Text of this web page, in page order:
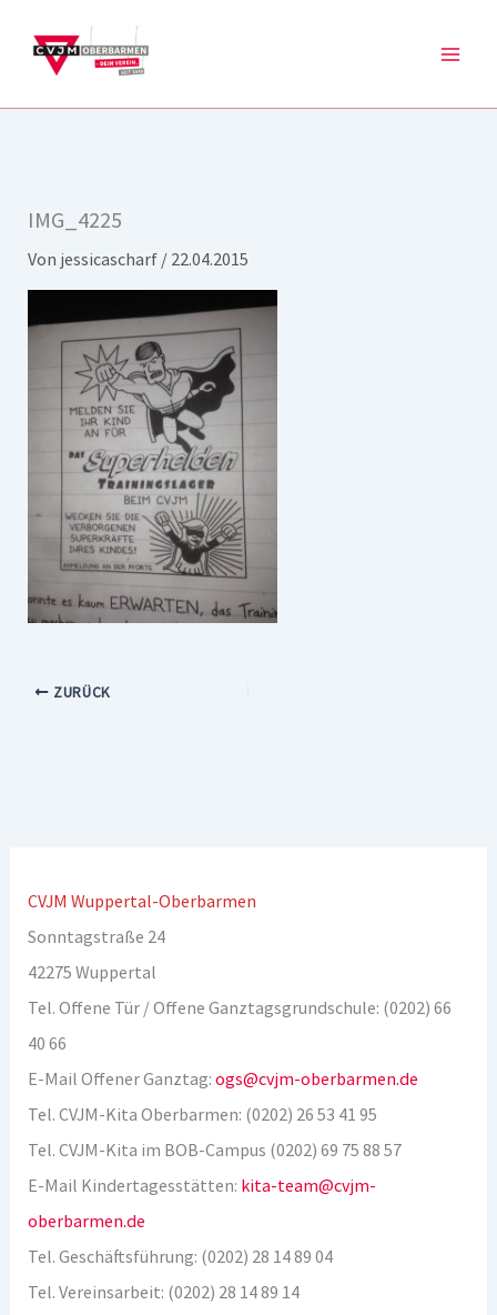
Inhalt
springen
IMG_4225
Von jessicascharf / 22.04.2015
ZURÜCK
CVJM Wuppertal-Oberbarmen
Sonntagstraße 24
42275 Wuppertal
Tel. Offene Tür / Offene Ganztagsgrundschule: (0202) 66
40 66
E-Mail Offener Ganztag: ogs@cvjm-oberbarmen.de
Tel. CVJM-Kita Oberbarmen: (0202) 26 53 41 95
Tel. CVJM-Kita im BOB-Campus (0202) 69 75 88 57
E-Mail Kindertagesstätten: kita-team@cvjm-
oberbarmen.de
Tel. Geschäftsführung: (0202) 28 14 89 04
Tel. Vereinsarbeit: (0202) 28 14 89 14